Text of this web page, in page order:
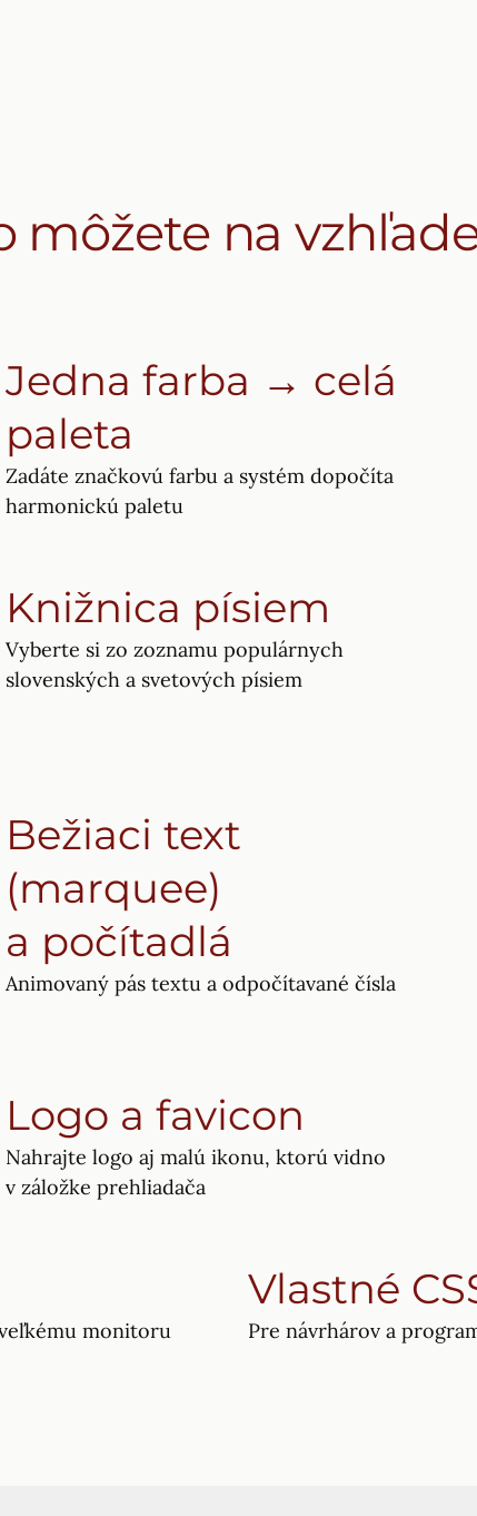
môžete na
Jedna farba → celá
paleta
Zadáte značkovú farbu a systém dopočíta
harmonickú paletu
Knižnica písiem
Vyberte si zo zoznamu populárnych
slovenských a svetových písiem
Bežiaci text
(marquee)
a počítadlá
Animovaný pás textu a odpočítavané čísla
Logo a favicon
Nahrajte logo aj malú ikonu, ktorú vidno
v záložke prehliadača
monitoru
Vlastné
Pre návrhárov a